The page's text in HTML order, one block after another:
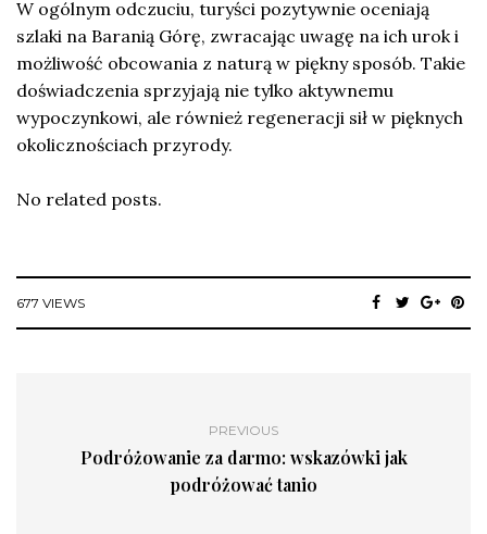
W ogólnym odczuciu, turyści pozytywnie oceniają
szlaki na Baranią Górę, zwracając uwagę na ich urok i
możliwość obcowania z naturą w piękny sposób. Takie
doświadczenia sprzyjają nie tylko aktywnemu
wypoczynkowi, ale również regeneracji sił w pięknych
okolicznościach przyrody.
No related posts.
677 VIEWS
PREVIOUS
Podróżowanie za darmo: wskazówki jak
podróżować tanio